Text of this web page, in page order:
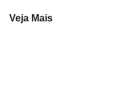
Veja Mais